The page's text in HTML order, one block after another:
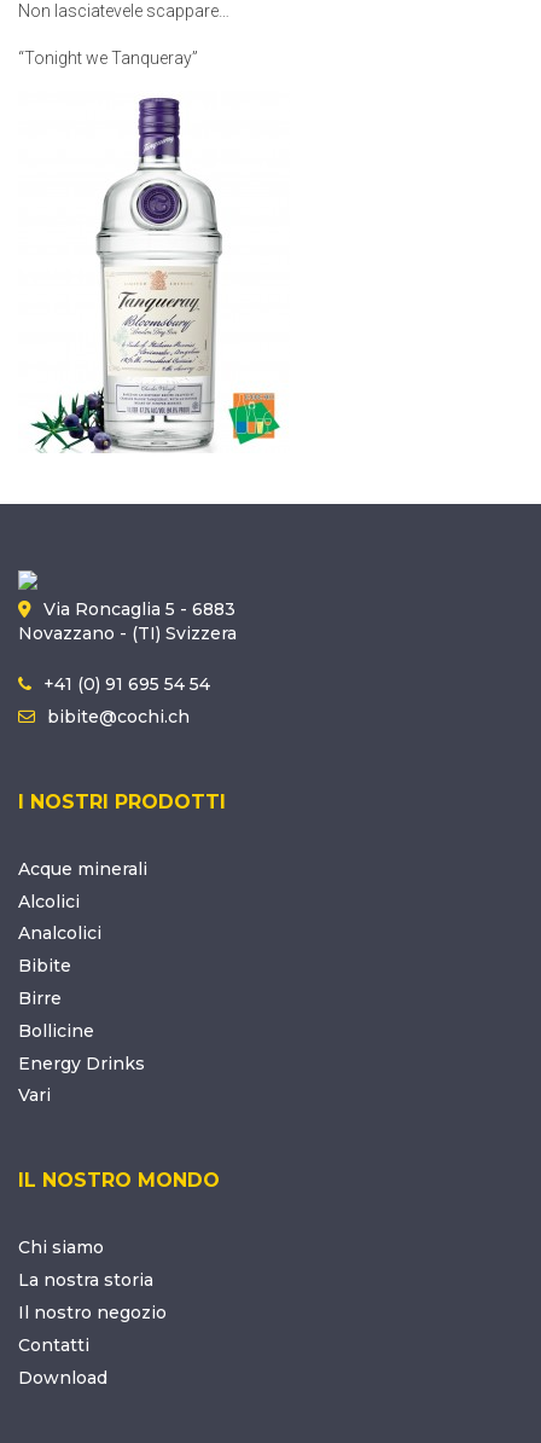
Non lasciatevele scappare…
“Tonight we Tanqueray”
Via Roncaglia 5 - 6883
Novazzano - (TI) Svizzera
+41 (0) 91 695 54 54
bibite@cochi.ch
I NOSTRI PRODOTTI
Acque minerali
Alcolici
Analcolici
Bibite
Birre
Bollicine
Energy Drinks
Vari
IL NOSTRO MONDO
Chi siamo
La nostra storia
Il nostro negozio
Contatti
Download